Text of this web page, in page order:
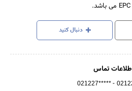
دنبال کنید
تماس
021227***** -